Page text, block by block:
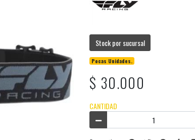
Stock por sucursal
Pocas Unidades.
$ 30.000
CANTIDAD